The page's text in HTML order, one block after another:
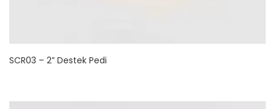
SCR03 – 2” Destek Pedi